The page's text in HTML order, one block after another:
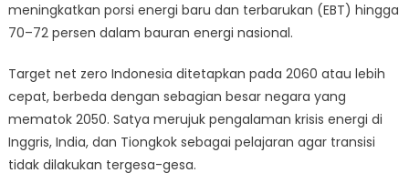
meningkatkan porsi energi baru dan terbarukan (EBT) hingga
70–72 persen dalam bauran energi nasional.
Target net zero Indonesia ditetapkan pada 2060 atau lebih
cepat, berbeda dengan sebagian besar negara yang
mematok 2050. Satya merujuk pengalaman krisis energi di
Inggris, India, dan Tiongkok sebagai pelajaran agar transisi
tidak dilakukan tergesa-gesa.